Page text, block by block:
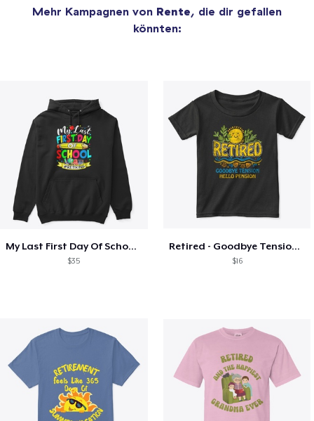
Mehr Kampagnen von Rente, die dir gefallen
könnten:
My Last First Day Of School Retiring
$35
Retired - Goodbye Tension Hello Pension
$16